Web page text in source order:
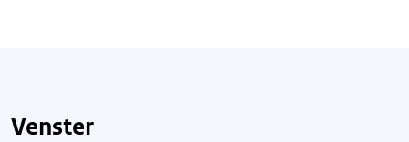
Venster